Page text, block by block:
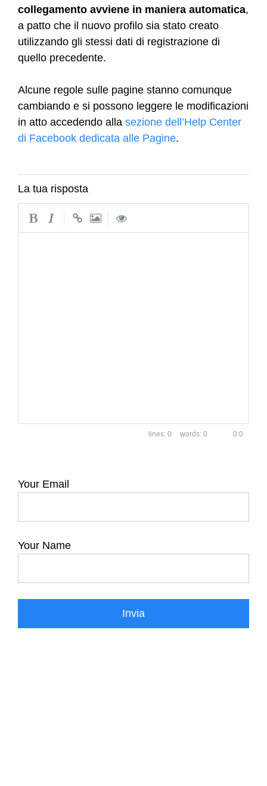
collegamento avviene in maniera automatica,
a patto che il nuovo profilo sia stato creato
utilizzando gli stessi dati di registrazione di
quello precedente.
Alcune regole sulle pagine stanno comunque
cambiando e si possono leggere le modificazioni
in atto accedendo alla sezione dell’Help Center
di Facebook dedicata alle Pagine.
La tua risposta
0 0 0:0
Your Email
Your Name